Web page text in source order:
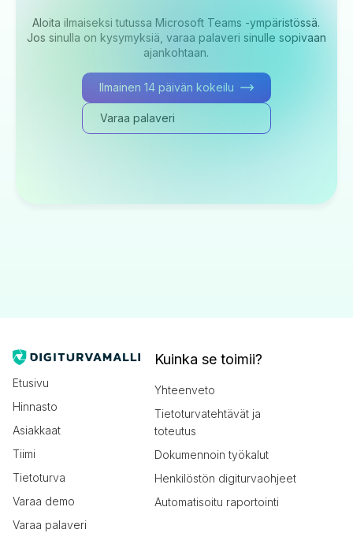
Aloita ilmaiseksi tutussa Microsoft Teams -ympäristössä.
Jos sinulla on kysymyksiä, varaa palaveri sinulle sopivaan
ajankohtaan.
Ilmainen 14 päivän kokeilu
Varaa palaveri
Etusivu
Hinnasto
Asiakkaat
Tiimi
Tietoturva
Varaa demo
Varaa palaveri
Kuinka se toimii?
Yhteenveto
Tietoturvatehtävät ja
toteutus
Dokumennoin työkalut
Henkilöstön digiturvaohjeet
Automatisoitu raportointi